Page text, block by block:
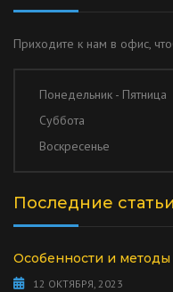
Приходите к нам в офис,
Понедельник - Пятница
Суббота
Воскресенье
Последние статьи
Особенности и
12 ОКТЯБРЯ, 2023